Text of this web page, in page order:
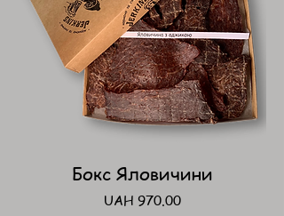
Бокс Яловичини
Price
UAH 970.00